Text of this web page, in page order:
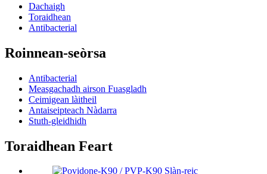
Dachaigh
Toraidhean
Antibacterial
Roinnean-seòrsa
Antibacterial
Measgachadh airson Fuasgladh
Ceimigean làitheil
Antaiseipteach Nàdarra
Stuth-gleidhidh
Toraidhean Feart